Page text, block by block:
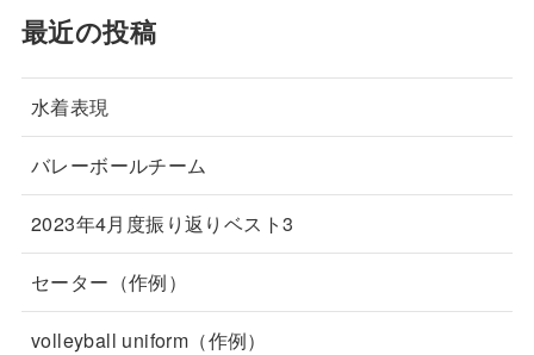
最近の投稿
水着表現
バレーボールチーム
2023年4月度振り返りベスト3
セーター（作例）
volleyball uniform（作例）